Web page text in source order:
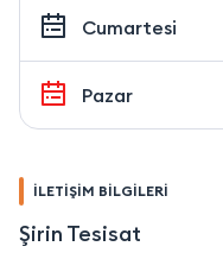
Cumartesi
Pazar
İLETİŞİM BİLGİLERİ
Şirin Tesisat